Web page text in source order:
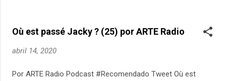
Où est passé Jacky ? (25) por ARTE Radio
abril 14, 2020
Por ARTE Radio Podcast #Recomendado Tweet Où est